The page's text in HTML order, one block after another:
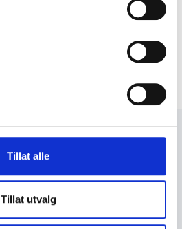
Tillat alle
Tillat utvalg
knut@fosengjenvinning.no